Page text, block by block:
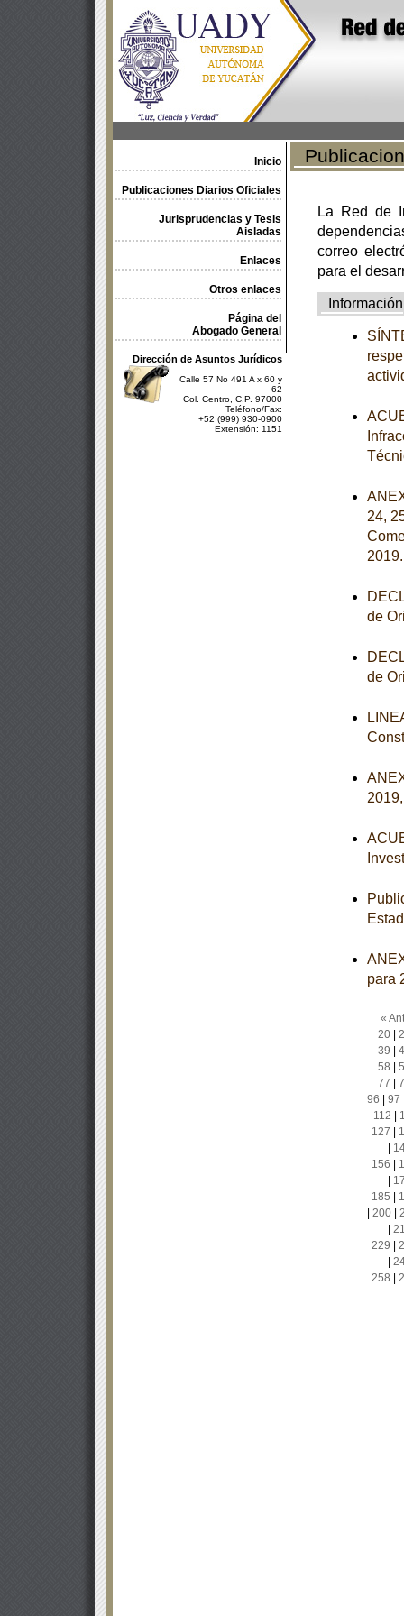
Inicio
Publicaciones Diarios Oficiales
Jurisprudencias y Tesis
Aisladas
Enlaces
Otros enlaces
Página del
Abogado General
Dirección de Asuntos Jurídicos
Calle 57 No 491 A x 60 y
62
Col. Centro, C.P. 97000
Teléfono/Fax:
+52 (999) 930-0900
Extensión: 1151
La Red de
correo
para el
Información
24,
de
de
para
«
20|
39
58
77
96
97
112
127
156
185
200|
229
258